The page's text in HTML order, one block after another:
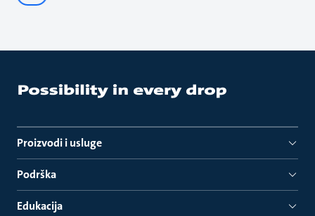
Proizvodi i usluge
Podrška
Edukacija